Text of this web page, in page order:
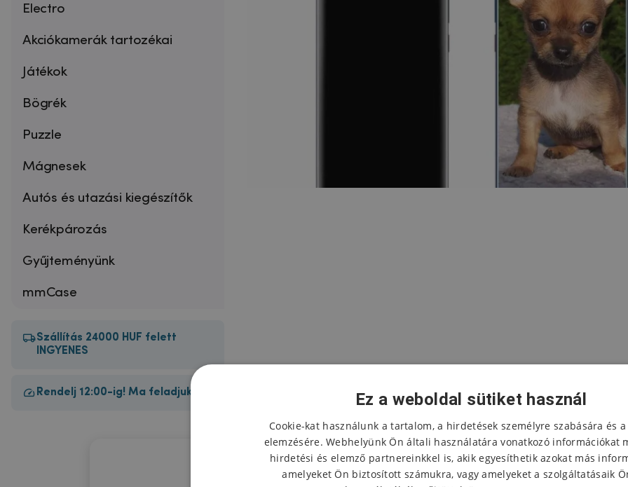
Electro
Akciókamerák tartozékai
Játékok
Bögrék
Puzzle
Mágnesek
Autós és utazási kiegészítők
Kerékpározás
Gyűjteményünk
mmCase
Szállítás 24000 HUF felett
INGYENES
Rendelj 12:00-ig! Ma feladjuk!
A termék értékelése
Ez a weboldal sütiket használ
Cookie-kat használunk a tartalom, a hirdetések személyre szabására és
elemzésére. Webhelyünk Ön általi használatára vonatkozó információkat
hirdetési és elemző partnereinkkel is, akik egyesíthetik azokat más
amelyeket Ön biztosított számukra, vagy amelyeket a szolgáltatásaik